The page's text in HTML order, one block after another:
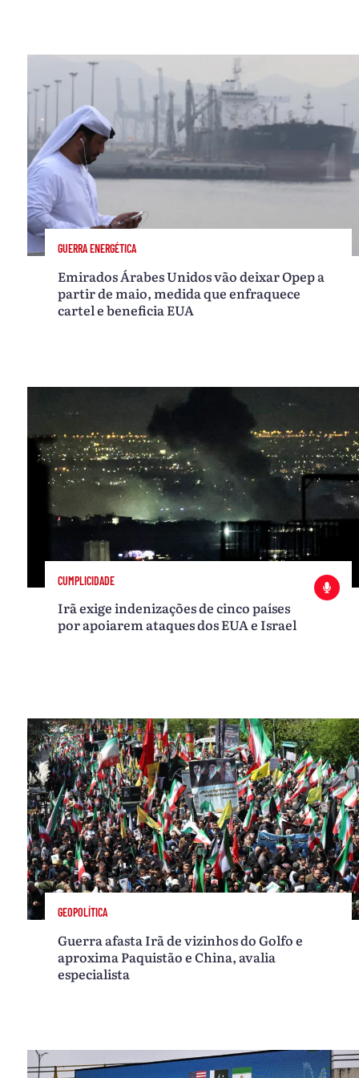
GUERRA ENERGÉTICA
Emirados Árabes Unidos vão deixar Opep a
partir de maio, medida que enfraquece
cartel e beneficia EUA
CUMPLICIDADE
Irã exige indenizações de cinco países
por apoiarem ataques dos EUA e Israel
GEOPOLÍTICA
Guerra afasta Irã de vizinhos do Golfo e
aproxima Paquistão e China, avalia
especialista